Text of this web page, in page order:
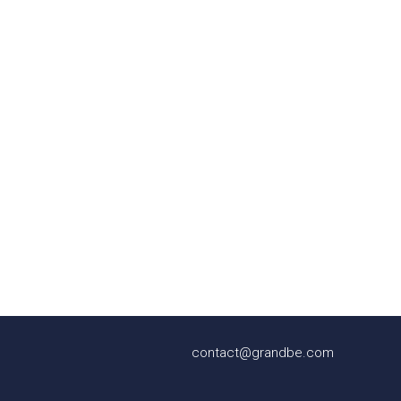
contact@grandbe.com